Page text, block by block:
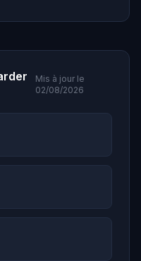
Mis à jour le
02/08/2026